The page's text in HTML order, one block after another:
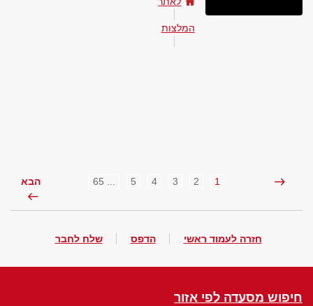
המלצות
1
2
3
4
5 הבא
חזרה לעמוד ראשי הדפס שלח לחבר
חיפוש מסעדה לפי אזור